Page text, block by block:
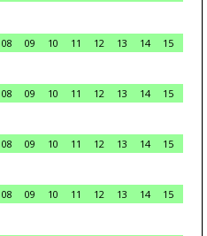
08 09 10 11 12 13 14
15
08 09 10 11 12 13 14
15
08 09 10 11 12 13 14
15
08 09 10 11 12 13 14
15